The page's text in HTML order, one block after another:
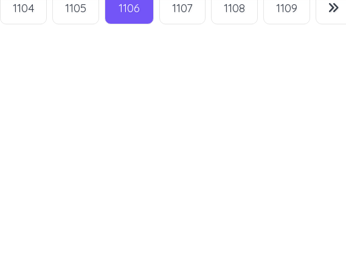
1104 1105 1106 1107 1108 1109